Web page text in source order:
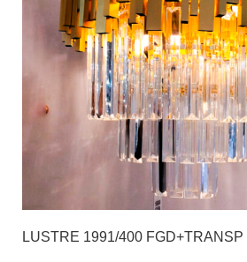
LUSTRE 1991/400 FGD+TRANSP